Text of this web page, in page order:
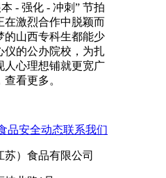
- 强化 - 冲刺” 节拍
在激烈合作中脱颖而
的山西专科生都能少
仪的公办院校，为扎
人心理想铺就更宽广
看更多。
品安全动态联系我们
苏）食品有限公司